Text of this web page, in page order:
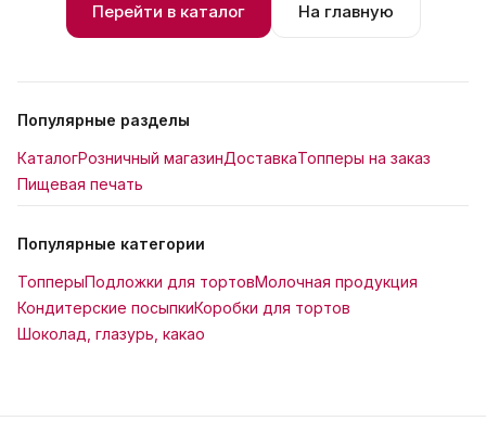
Перейти в каталог На главную
Популярные разделы
КаталогРозничный магазинДоставкаТопперы на заказ
Пищевая печать
Популярные категории
ТопперыПодложки для тортовМолочная продукция
Кондитерские посыпкиКоробки для тортов
Шоколад, глазурь, какао